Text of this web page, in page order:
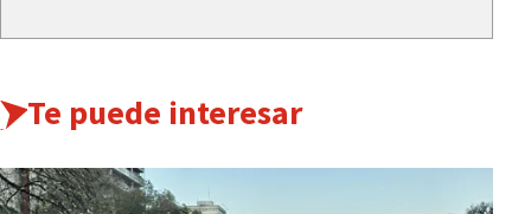
Te puede interesar